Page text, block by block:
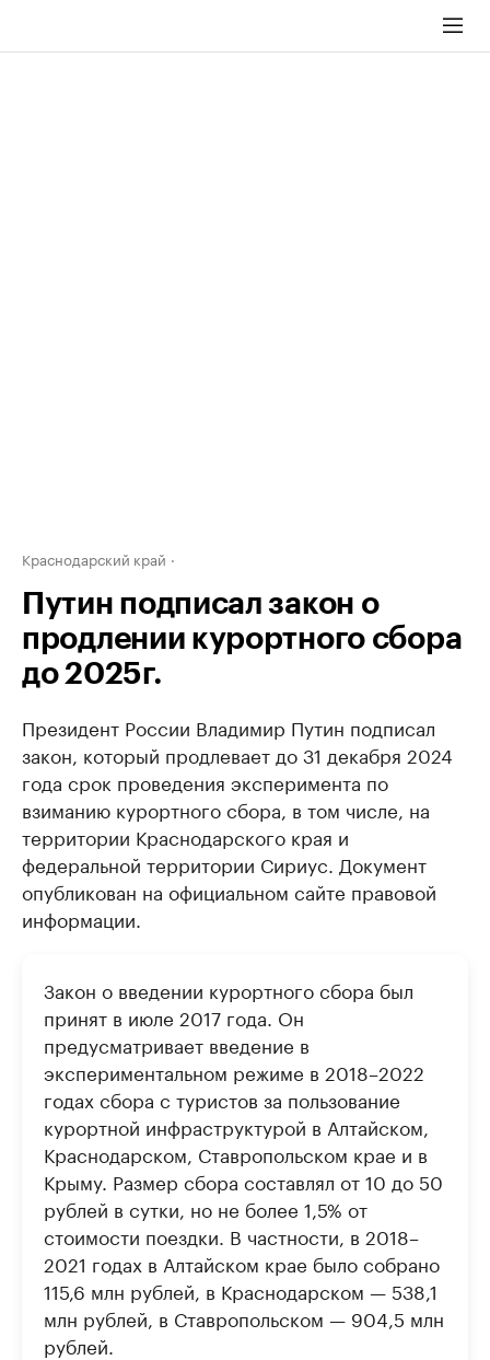
Краснодарский край
Путин подписал закон о
продлении курортного сбора
до 2025г.
Президент России Владимир Путин подписал
закон, который продлевает до 31 декабря 2024
года срок проведения эксперимента по
взиманию курортного сбора, в том числе, на
территории Краснодарского края и
федеральной территории Сириус. Документ
опубликован на официальном сайте правовой
информации.
Закон о введении курортного сбора был
принят в июле 2017 года. Он
предусматривает введение в
экспериментальном режиме в 2018–2022
годах сбора с туристов за пользование
курортной инфраструктурой в Алтайском,
Краснодарском, Ставропольском крае и в
Крыму. Размер сбора составлял от 10 до 50
рублей в сутки, но не более 1,5% от
стоимости поездки. В частности, в 2018–
2021 годах в Алтайском крае было собрано
115,6 млн рублей, в Краснодарском — 538,1
млн рублей, в Ставропольском — 904,5 млн
рублей.